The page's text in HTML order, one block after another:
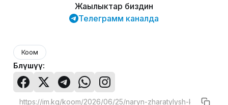
Жаңылыктар биздин
Телеграмм каналда
Коом
Бөлүшүү: